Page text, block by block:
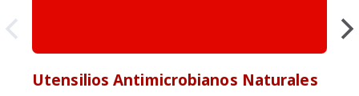
Utensilios Antimicrobianos Naturales